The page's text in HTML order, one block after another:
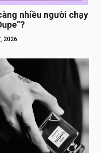
nhiều người chạy
2026